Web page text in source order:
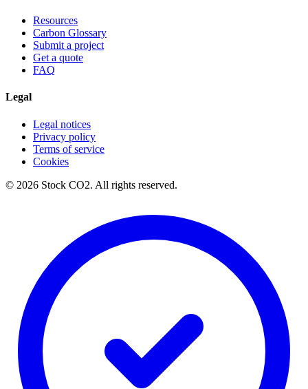
Resources
Carbon Glossary
Submit a project
Get a quote
FAQ
Legal
Legal notices
Privacy policy
Terms of service
Cookies
© 2026 Stock CO2. All rights reserved.